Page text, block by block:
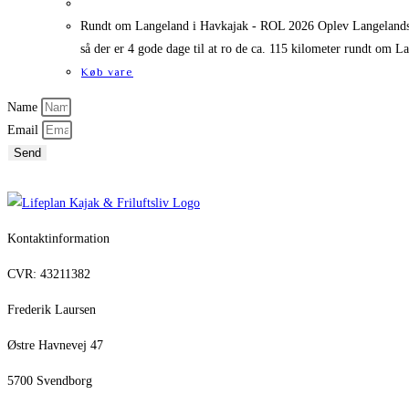
Rundt om Langeland i Havkajak - ROL 2026 Oplev
så der er 4 gode dage til at ro de ca. 115 kilometer rundt om
Køb vare
Name
Email
Send
Kontaktinformation
CVR: 43211382
Frederik Laursen
Østre Havnevej 47
5700 Svendborg